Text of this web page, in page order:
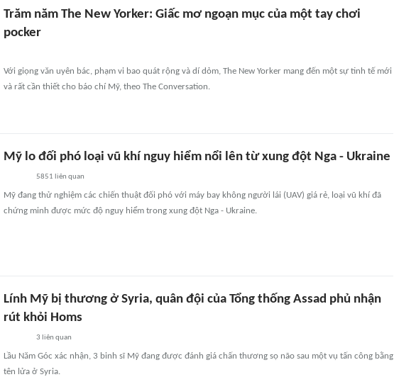
Trăm năm The New Yorker: Giấc mơ ngoạn mục của một tay chơi
pocker
Với giọng văn uyên bác, phạm vi bao quát rộng và dí dỏm, The New Yorker mang đến một sự tinh tế mới
và rất cần thiết cho báo chí Mỹ, theo The Conversation.
Mỹ lo đối phó loại vũ khí nguy hiểm nổi lên từ xung đột Nga - Ukraine
5851 liên quan
Mỹ đang thử nghiệm các chiến thuật đối phó với máy bay không người lái (UAV) giá rẻ, loại vũ khí đã
chứng minh được mức độ nguy hiểm trong xung đột Nga - Ukraine.
Lính Mỹ bị thương ở Syria, quân đội của Tổng thống Assad phủ nhận
rút khỏi Homs
3 liên quan
Lầu Năm Góc xác nhận, 3 binh sĩ Mỹ đang được đánh giá chấn thương sọ não sau một vụ tấn công bằng
tên lửa ở Syria.